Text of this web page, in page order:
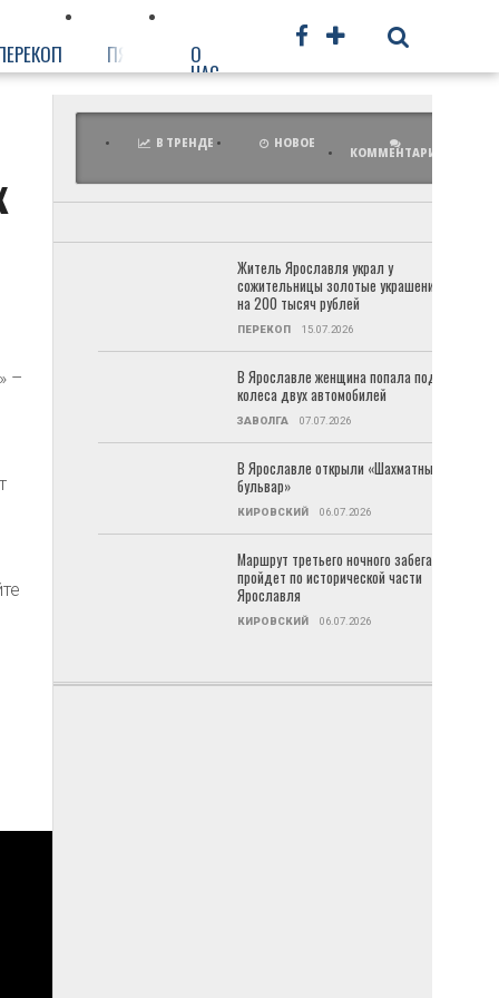
ПЯТЕРКА ФРУНЗЕНСКИЙ ПРОЧЕЕ
О
НАС
–
В ТРЕНДЕ НОВОЕ
КОММЕНТАРИИ
Житель Ярославля украл у
сожительницы золотые украшения
на 200 тысяч рублей
ПЕРЕКОП 15.07.2026
В Ярославле женщина попала под
колеса двух автомобилей
ЗАВОЛГА 07.07.2026
В Ярославле открыли «Шахматный
бульвар»
КИРОВСКИЙ 06.07.2026
Маршрут третьего ночного забега
пройдет по исторической части
Ярославля
КИРОВСКИЙ 06.07.2026